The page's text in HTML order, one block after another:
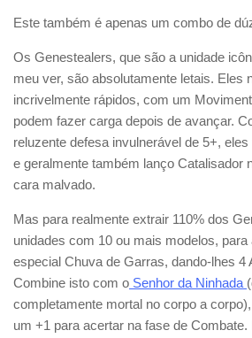
Este também é apenas um combo de
Os Genestealers, que são a unidade
meu ver, são absolutamente letais. Eles
incrivelmente rápidos, com um
podem fazer carga depois de avançar.
reluzente defesa invulnerável de 5+,
e geralmente também lanço Catalisador
cara malvado.
Mas para realmente extrair 110% dos
unidades com 10 ou mais modelos,
especial Chuva de Garras, dando-lhes 4
Combine isto com o Senhor da Ninhada
completamente mortal no corpo a
um +1 para acertar na fase de